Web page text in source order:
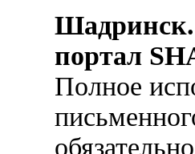
портал
Полное